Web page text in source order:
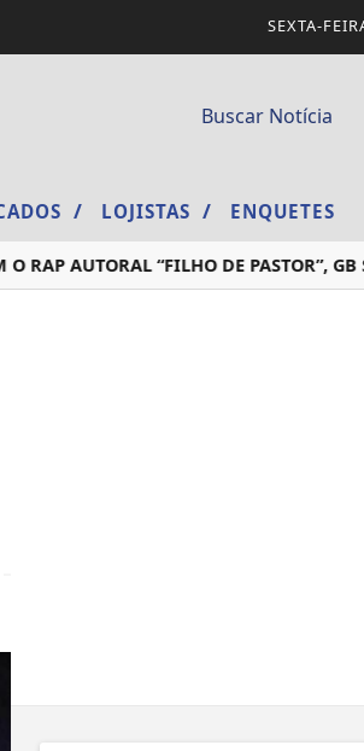
SEXTA-
/ LOJISTAS / ENQUETES
AUTORAL “FILHO DE PASTOR”, GB